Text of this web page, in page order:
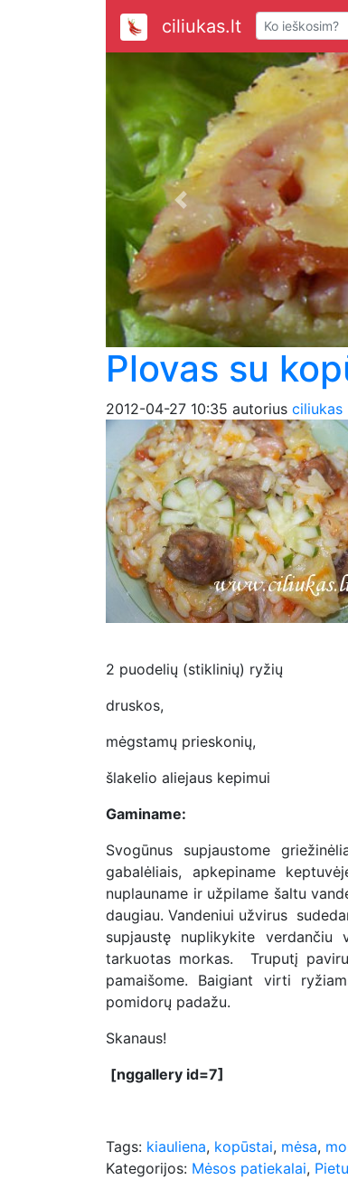
ciliukas.lt
Previous
Plovas su
2012-04-27 10:35 autorius ciliukas
2 puodelių (stiklinių) ryžių
druskos,
mėgstamų prieskonių,
šlakelio aliejaus kepimui
Gaminame:
Svogūnus supjaustome
gabalėliais, apkepiname
nuplauname ir užpilame šaltu
daugiau. Vandeniui užvirus
supjaustę nuplikykite
tarkuotas morkas. Truputį
pamaišome. Baigiant virti
pomidorų padažu.
Skanaus!
[nggallery id=7]
Tags: kiauliena, kopūstai, mėsa,
Kategorijos: Mėsos patiekalai,